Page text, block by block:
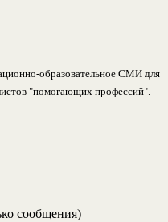
образовательное СМИ для
"помогающих профессий".
сообщения)